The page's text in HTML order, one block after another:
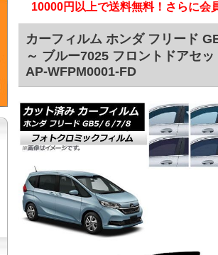
10000円以上で送料無料！さらに会
カーフィルム ホンダ フリード
～ ブルー7025 フロントドアセ
AP-WFPM0001-FD